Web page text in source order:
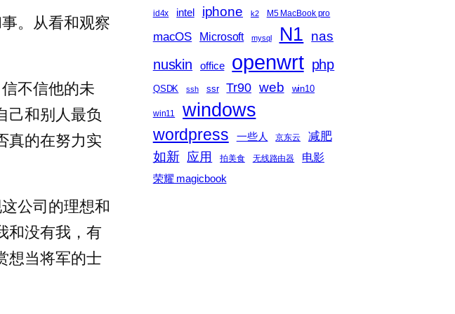
。从看和观察
不信他的未
己和别人最负
真的在努力实
公司的理想和
和没有我，有
想当将军的士
id4x intel iphone k2 M5 MacBook pro
macOS Microsoft mysql N1 nas
nuskin
office openwrt php
QSDK ssh ssr Tr90 web win10
win11 windows
wordpress 一些人 京东云 减肥
如新 应用 拍美食 无线路由器 电影
荣耀 magicbook